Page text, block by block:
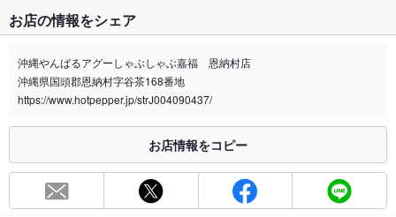
禁煙・喫煙
全席禁煙
喫煙専用室 なし
合わせください。
お席
お店の情報をシェア
沖縄やんばるアグーしゃぶしゃぶ嘉福 恩納村店
沖縄県国頭郡恩納村字谷茶168番地
https://www.hotpepper.jp/strJ004090437/
お店情報をコピー